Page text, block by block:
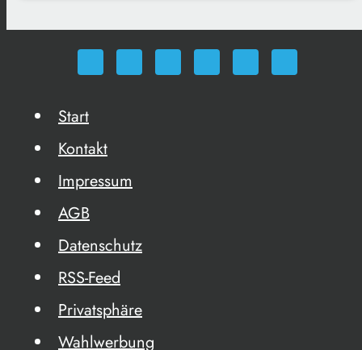
Start
Kontakt
Impressum
AGB
Datenschutz
RSS-Feed
Privatsphäre
Wahlwerbung